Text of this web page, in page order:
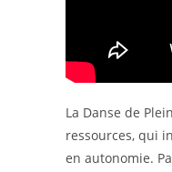
La Danse de
ressources, qui
en autonomie.